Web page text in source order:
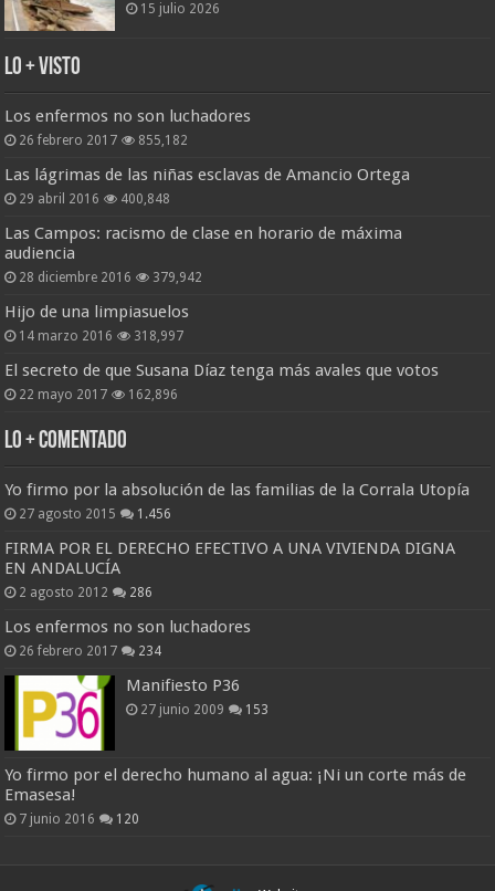
15 julio 2026
Lo + Visto
Los enfermos no son luchadores
26 febrero 2017 855,182
Las lágrimas de las niñas esclavas de Amancio Ortega
29 abril 2016 400,848
Las Campos: racismo de clase en horario de máxima
audiencia
28 diciembre 2016 379,942
Hijo de una limpiasuelos
14 marzo 2016 318,997
El secreto de que Susana Díaz tenga más avales que votos
22 mayo 2017 162,896
Lo + Comentado
Yo firmo por la absolución de las familias de la Corrala Utopía
27 agosto 2015 1.456
FIRMA POR EL DERECHO EFECTIVO A UNA VIVIENDA DIGNA
EN ANDALUCÍA
2 agosto 2012 286
Los enfermos no son luchadores
26 febrero 2017 234
Manifiesto P36
27 junio 2009 153
Yo firmo por el derecho humano al agua: ¡Ni un corte más de
Emasesa!
7 junio 2016 120